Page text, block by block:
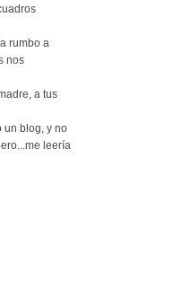
rumbo a
nos
a tus
un blog, y no
leería